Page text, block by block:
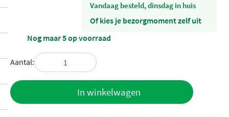
vandaag besteld, dinsdag in huis
Of kies je bezorgmoment zelf uit
Nog maar 5 op voorraad
Aantal:
In winkelwagen